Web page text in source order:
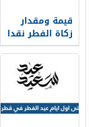
قيمة ومقدار
زكاة الفطر نقدا
بالريال القطري
2026